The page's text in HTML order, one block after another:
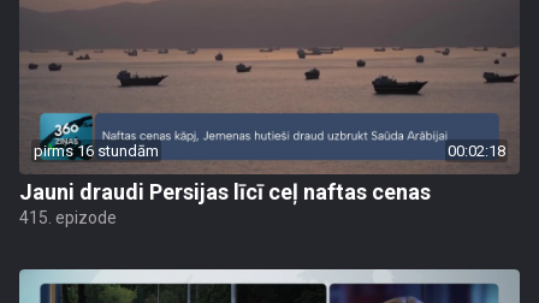
pirms 16 stundām 00:02:18
Jauni draudi Persijas līcī ceļ naftas cenas
415. epizode